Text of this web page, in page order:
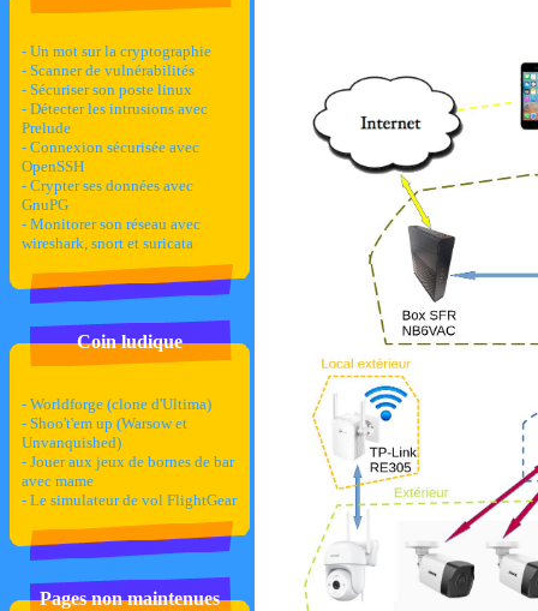
- Un mot sur la cryptographie
- Scanner de vulnérabilités
- Sécuriser son poste linux
- Détecter les intrusions avec
Prelude
- Connexion sécurisée avec
OpenSSH
- Crypter ses données avec
GnuPG
- Monitorer son réseau avec
wireshark, snort et suricata
Coin ludique
- Worldforge (clone d'Ultima)
- Shoo't'em up (Warsow et
Unvanquished)
- Jouer aux jeux de bornes de bar
avec mame
- Le simulateur de vol FlightGear
Pages non maintenues